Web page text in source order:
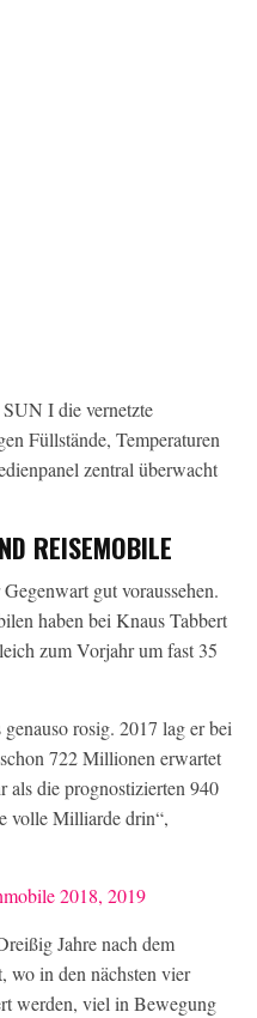
I die vernetzte
Füllstände, Temperaturen
zentral überwacht
REISEMOBILE
gut voraussehen.
haben bei Knaus Tabbert
zum Vorjahr um fast 35
rosig. 2017 lag er bei
722 Millionen erwartet
als die prognostizierten 940
volle Milliarde drin“,
Jahre nach dem
wo in den nächsten vier
werden, viel in Bewegung